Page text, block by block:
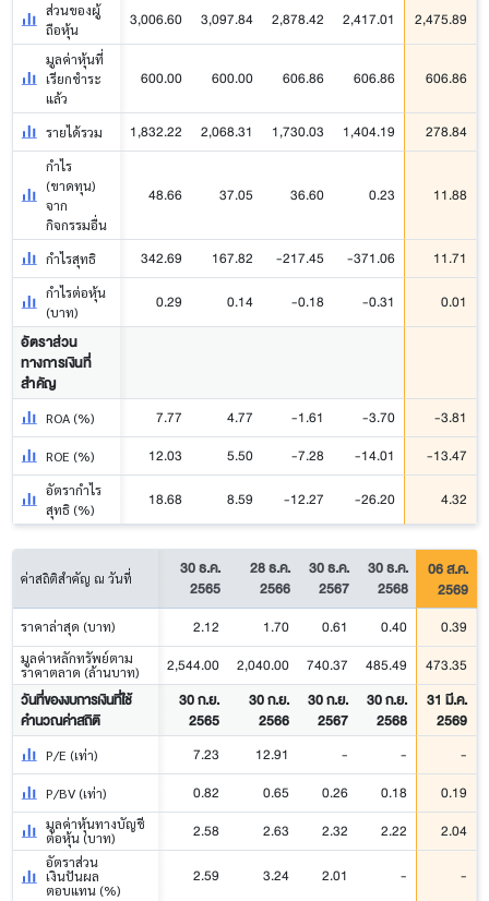
ส่วนของผู้
ถือหุ้น
3,006.60 3,097.84 2,878.42 2,417.01 2,475.89
มูลค่าหุ้นที่
เรียกชำระ
แล้ว
600.00 600.00 606.86 606.86 606.86
รายได้รวม 1,832.22 2,068.31 1,730.03 1,404.19 278.84
กำไร
(ขาดทุน)
จาก
กิจกรรมอื่น
48.66 37.05 36.60 0.23 11.88
กำไรสุทธิ 342.69 167.82 -217.45 -371.06 11.71
กำไรต่อหุ้น
(บาท)
0.29 0.14 -0.18 -0.31
0.01
อัตราส่วน
ทางการเงินที่
สำคัญ
ROA (%) 7.77 4.77 -1.61 -3.70 -3.81
ROE (%) 12.03 5.50 -7.28 -14.01 -13.47
อัตรากำไร
สุทธิ (%)
18.68 8.59 -12.27 -26.20 4.32
ค่าสถิติสำคัญ ณ วันที่
30 ธ.ค.
2565
28 ธ.ค.
2566
30 ธ.ค.
2567
30 ธ.ค.
2568
06 ส.ค.
2569
ราคาล่าสุด (บาท) 2.12 1.70 0.61 0.40 0.39
มูลค่าหลักทรัพย์ตาม
ราคาตลาด (ล้านบาท)
2,544.00 2,040.00 740.37 485.49
473.35
วันที่ของงบการเงินที่ใช้
คำนวณค่าสถิติ
30 ก.ย.
2565
30 ก.ย.
2566
30 ก.ย.
2567
30 ก.ย.
2568
31 มี.ค.
2569
P/E (เท่า) 7.23 12.91 - - -
P/BV (เท่า) 0.82 0.65 0.26 0.18 0.19
มูลค่าหุ้นทางบัญชี
ต่อหุ้น (บาท)
2.58 2.63 2.32 2.22 2.04
อัตราส่วน
เงินปันผล
ตอบแทน (%)
2.59 3.24 2.01 - -